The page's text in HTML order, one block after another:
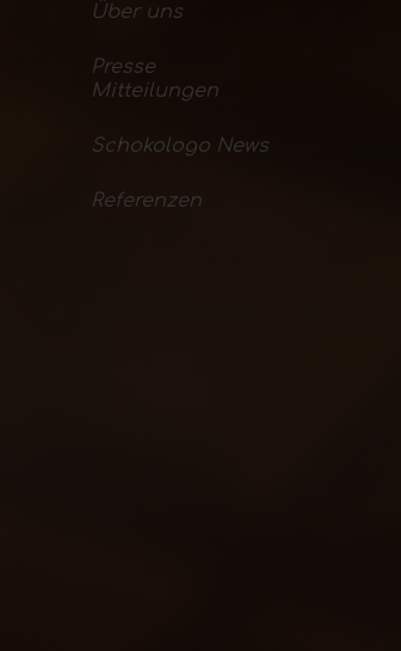
Über uns
Presse
Mitteilungen
Schokologo News
Referenzen